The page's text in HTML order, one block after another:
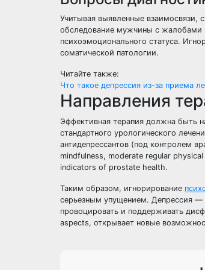
Учитывая выявленные взаимосвязи,
обследование мужчины с жалобами
психоэмоционального статуса.
соматической патологии.
Читайте также:
Что такое депрессия из-за приема
Направления
Эффективная терапия должна быть
стандартного урологического
антидепрессантов (под контролем
mindfulness, moderate regular
indicators of prostate health.
Таким образом, игнорирование
серьезным упущением. Депрессия —
провоцировать и поддерживать
aspects, открывает новые